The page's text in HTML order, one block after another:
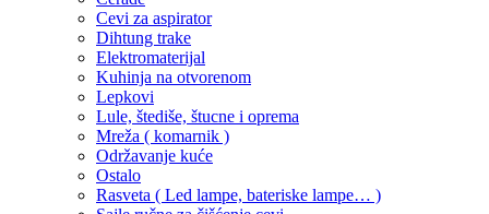
Cevi za aspirator
Dihtung trake
Elektromaterijal
Kuhinja na otvorenom
Lepkovi
Lule, štediše, štucne i oprema
Mreža ( komarnik )
Održavanje kuće
Ostalo
Rasveta ( Led lampe, bateriske lampe… )